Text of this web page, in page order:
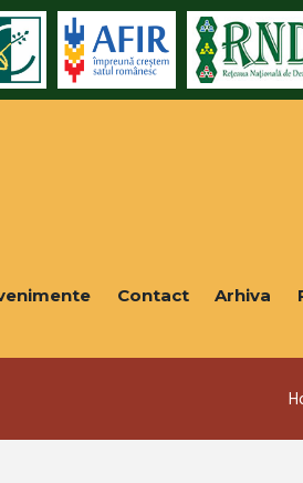
Contact Arhiva